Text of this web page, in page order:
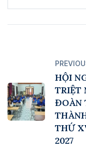
HỘI
TRIỆT
ĐOÀN
THỨ
2027